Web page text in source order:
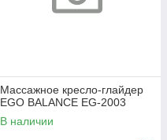
Массажное кресло-глайдер
EGO BALANCE EG-2003
В наличии